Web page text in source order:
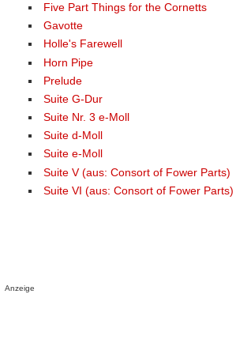
Five Part Things for the Cornetts
Gavotte
Holle's Farewell
Horn Pipe
Prelude
Suite G-Dur
Suite Nr. 3 e-Moll
Suite d-Moll
Suite e-Moll
Suite V (aus: Consort of Fower Parts)
Suite VI (aus: Consort of Fower Parts)
Anzeige